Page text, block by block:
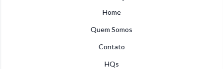
Home
Quem Somos
Contato
HQs